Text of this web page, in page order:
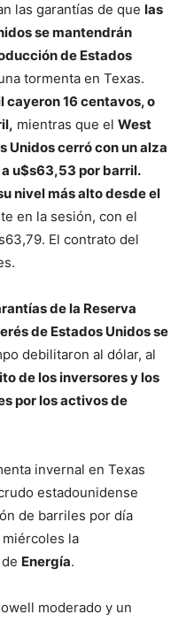
las garantías de que las
se mantendrán
de Estados
tormenta en Texas.
cayeron 16 centavos, o
mientras que el West
Unidos cerró con un alza
u$s63,53 por barril.
nivel más alto desde el
en la sesión, con el
El contrato del
de la Reserva
de Estados Unidos se
debilitaron al dólar, al
de los inversores y los
por los activos de
invernal en Texas
estadounidense
de barriles por día
miércoles la
Energía.
moderado y un